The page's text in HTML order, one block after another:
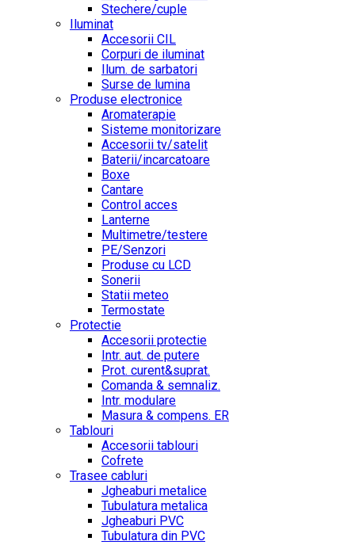
Stechere/cuple
Iluminat
Accesorii CIL
Corpuri de iluminat
Ilum. de sarbatori
Surse de lumina
Produse electronice
Aromaterapie
Sisteme monitorizare
Accesorii tv/satelit
Baterii/incarcatoare
Boxe
Cantare
Control acces
Lanterne
Multimetre/testere
PE/Senzori
Produse cu LCD
Sonerii
Statii meteo
Termostate
Protectie
Accesorii protectie
Intr. aut. de putere
Prot. curent&suprat.
Comanda & semnaliz.
Intr. modulare
Masura & compens. ER
Tablouri
Accesorii tablouri
Cofrete
Trasee cabluri
Jgheaburi metalice
Tubulatura metalica
Jgheaburi PVC
Tubulatura din PVC